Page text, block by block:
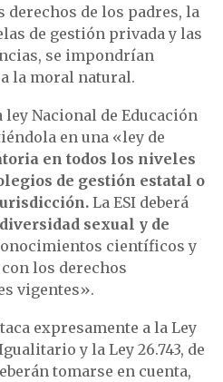
derechos de los padres, la
de gestión privada y las
se impondrían
la moral natural.
Nacional de Educación
en una «ley de
en todos los niveles
de gestión estatal o
La ESI deberá
sexual y de
científicos y
los derechos
vigentes».
expresamente a la Ley
y la Ley 26.743, de
tomarse en cuenta,